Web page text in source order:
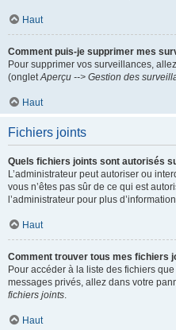
Haut
Comment puis-je supprimer mes
Pour supprimer vos surveillances,
(ongletAperçu --> Gestion des
Haut
Fichiers joints
Quels fichiers joints sont autorisés
L’administrateur peut autoriser ou
vous n’êtes pas sûr de ce qui est
l’administrateur pour plus
Haut
Comment trouver tous mes fichiers
Pour accéder à la liste des fichiers
messages privés, allez dans votre
fichiers joints.
Haut